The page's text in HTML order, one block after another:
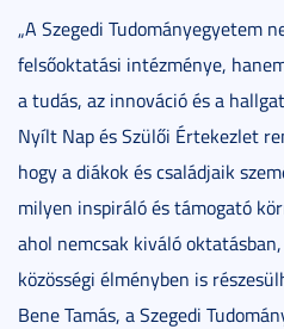
„A Szegedi Tudományegyetem
felsőoktatási intézménye,
a tudás, az innováció és a
Nyílt Nap és Szülői Értekezlet
hogy a diákok és családjaik
milyen inspiráló és támogató
ahol nemcsak kiváló
közösségi élményben is
Bene Tamás, a Szegedi